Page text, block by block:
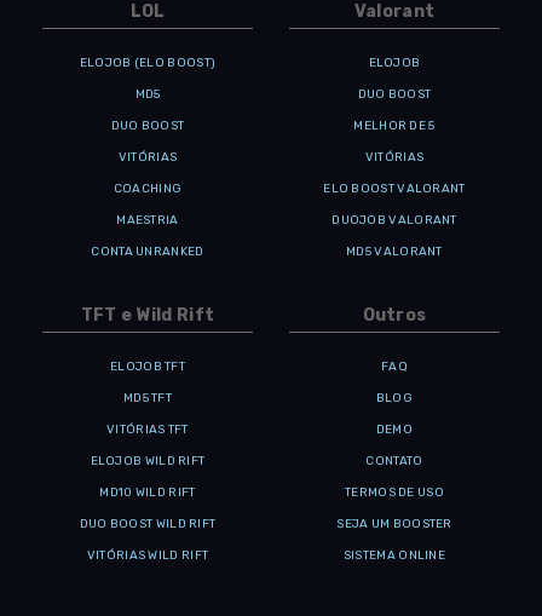
LOL
ELOJOB (ELO BOOST)
MD5
DUO BOOST
VITÓRIAS
COACHING
MAESTRIA
CONTA UNRANKED
Valorant
ELOJOB
DUO BOOST
MELHOR DE 5
VITÓRIAS
ELO BOOST VALORANT
DUOJOB VALORANT
MD5 VALORANT
TFT e Wild Rift
ELOJOB TFT
MD5 TFT
VITÓRIAS TFT
ELOJOB WILD RIFT
MD10 WILD RIFT
DUO BOOST WILD RIFT
VITÓRIAS WILD RIFT
Outros
FAQ
BLOG
DEMO
CONTATO
TERMOS DE USO
SEJA UM BOOSTER
SISTEMA ONLINE